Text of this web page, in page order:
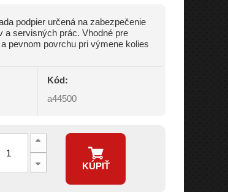
podpier určená na zabezpečenie
a servisných prác. Vhodné pre
pevnom povrchu pri výmene kolies
Kód:
a44500
KÚPIŤ